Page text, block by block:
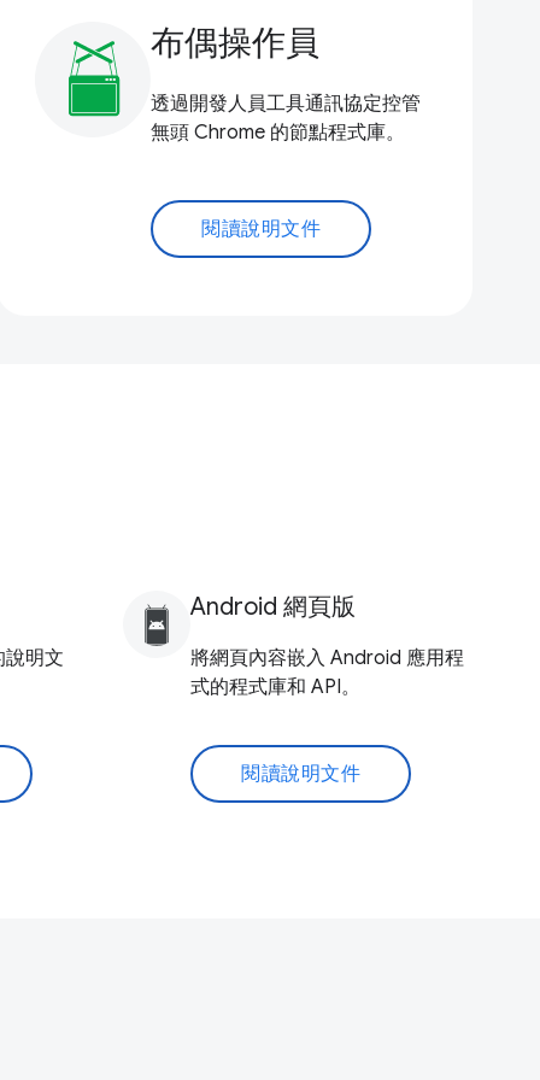
布偶操作員
透過開發人員工具通訊協定控管
無頭 Chrome 的節點程式庫。
閱讀說明文件
說明文
Android 網頁版
將網頁內容嵌入 Android 應用程
式的程式庫和 API。
閱讀說明文件